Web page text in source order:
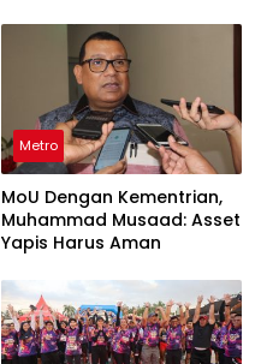
Metro
MoU Dengan Kementrian,
Muhammad Musaad: Asset
Yapis Harus Aman